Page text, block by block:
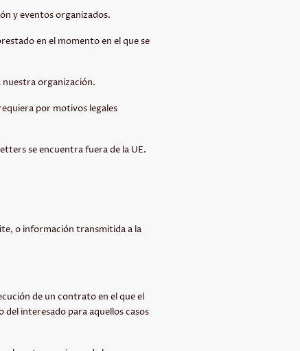
y eventos organizados.
en el momento en el que se
nuestra organización.
por motivos legales
se encuentra fuera de la UE.
o información transmitida a la
de un contrato en el que el
interesado para aquellos casos